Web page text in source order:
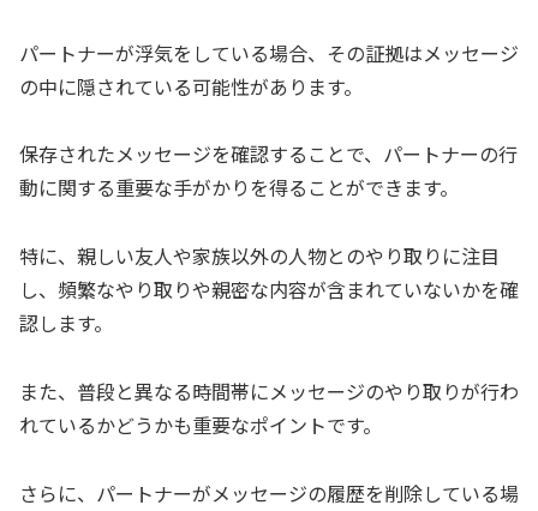
パートナーが浮気をしている場合、その証拠はメッセージ
の中に隠されている可能性があります。
保存されたメッセージを確認することで、パートナーの行
動に関する重要な手がかりを得ることができます。
特に、親しい友人や家族以外の人物とのやり取りに注目
し、頻繁なやり取りや親密な内容が含まれていないかを確
認します。
また、普段と異なる時間帯にメッセージのやり取りが行わ
れているかどうかも重要なポイントです。
さらに、パートナーがメッセージの履歴を削除している場